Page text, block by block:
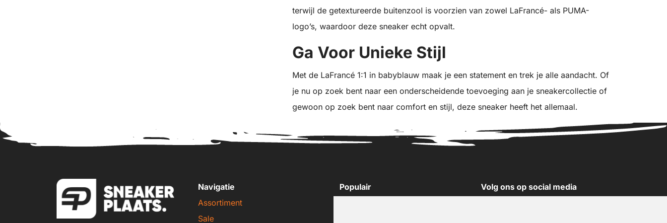
terwijl de getextureerde buitenzool is voorzien van zowel LaFrancé- als PUMA-
logo’s, waardoor deze sneaker echt opvalt.
Ga Voor Unieke Stijl
Met de LaFrancé 1:1 in babyblauw maak je een statement en trek je alle aandacht. Of
je nu op zoek bent naar een onderscheidende toevoeging aan je sneakercollectie of
gewoon op zoek bent naar comfort en stijl, deze sneaker heeft het allemaal.
Navigatie
Assortiment
Sale
Populair
Volg ons op social media